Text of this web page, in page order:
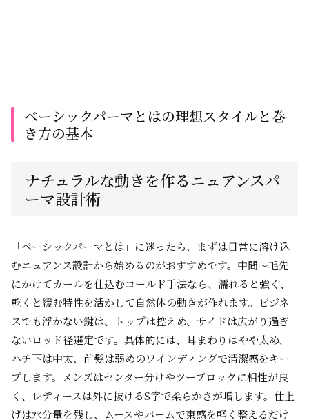
ベーシックパーマとはの理想スタイルと巻
き方の基本
ナチュラルな動きを作るニュアンスパ
ーマ設計術
「ベーシックパーマとは」に迷ったら、まずは日常に溶け込
むニュアンス設計から始めるのがおすすめです。中間〜毛先
にかけてカールを仕込むコールド手法なら、濡れると強く、
乾くと緩む特性を活かして自然体の動きが作れます。ビジネ
スでも浮かない鍵は、トップは控えめ、サイドは広がり過ぎ
ないロッド径選定です。具体的には、耳まわりはやや太め、
ハチ下は中太、前髪は弱めのワインディングで清潔感をキー
プします。メンズはセンター分けやツーブロックに相性が良
く、レディースは外に抜けるS字で柔らかさが増します。仕上
げは水分量を残し、ムースやバームで束感を軽く整えるだけ